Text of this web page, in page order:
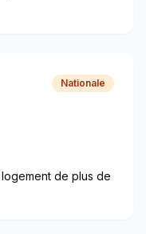
Nationale
de plus de